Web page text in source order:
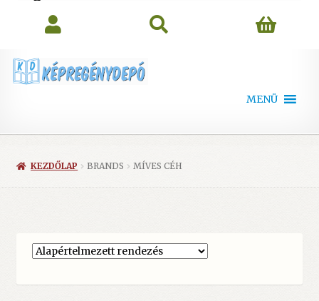
MENÜ
KEZDŐLAP BRANDS MÍVES CÉH